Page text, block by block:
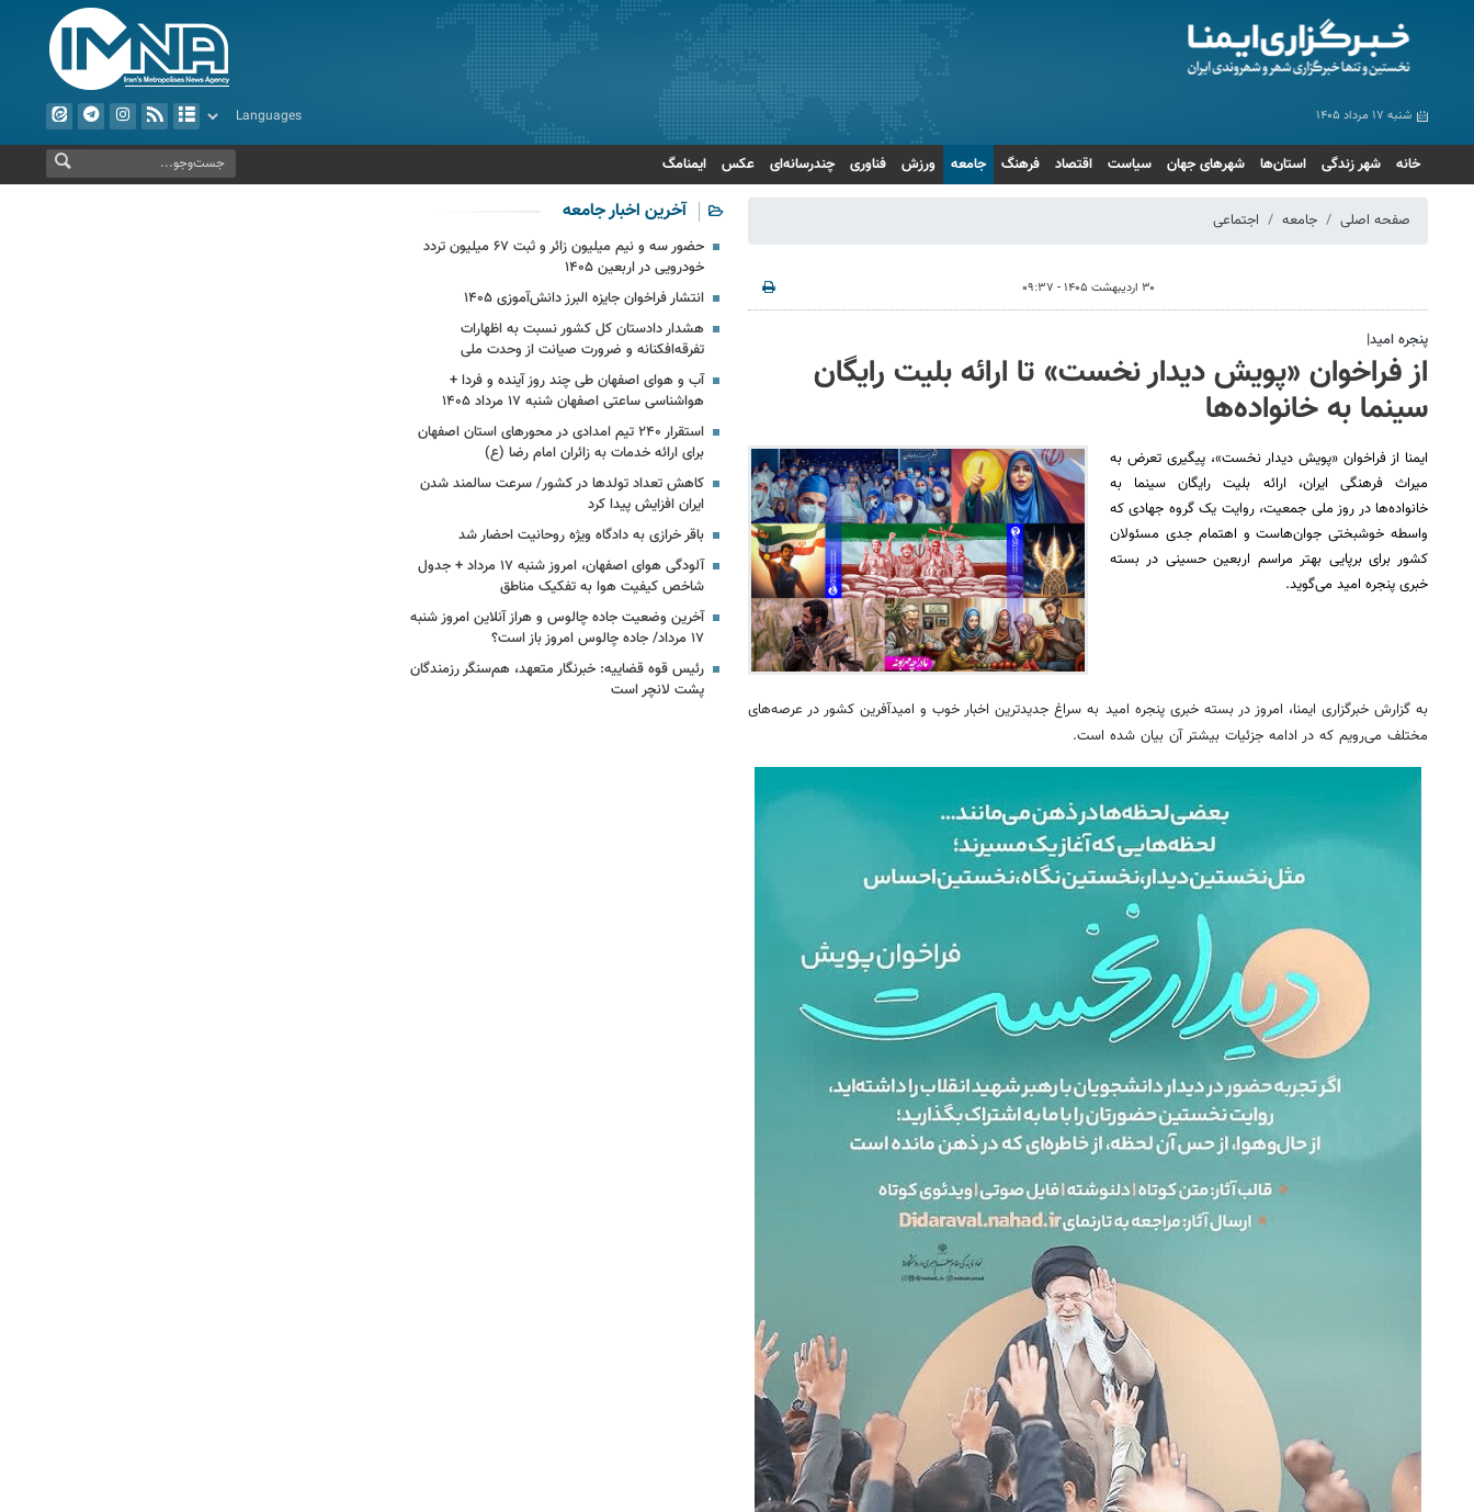
شنبه ۱۷ مرداد ۱۴۰۵
خانه شهر زندگی استان‌ها شهرهای جهان سیاست اقتصاد فرهنگ جامعه ورزش فناوری چندرسانه‌ای عکس ایمنامگ
صفحه اصلی جامعه اجتماعی
۳۰ اردیبهشت ۱۴۰۵ - ۰۹:۳۷
پنجره امید|
از فراخوان «پویش دیدار نخست» تا ارائه بلیت رایگان
سینما به خانواده‌ها
ایمنا از فراخوان «پویش دیدار نخست»، پیگیری تعرض به
میراث فرهنگی ایران، ارائه بلیت رایگان سینما به
خانواده‌ها در روز ملی جمعیت، روایت یک گروه جهادی که
واسطه خوشبختی جوان‌هاست و اهتمام جدی مسئولان
کشور برای برپایی بهتر مراسم اربعین حسینی در بسته
خبری پنجره امید می‌گوید.
به گزارش خبرگزاری ایمنا، امروز در بسته خبری پنجره امید به سراغ جدیدترین اخبار خوب و امیدآفرین کشور در عرصه‌های
مختلف می‌رویم که در ادامه جزئیات بیشتر آن بیان شده است.
آخرین اخبار جامعه
حضور سه و نیم میلیون زائر و ثبت ۶۷ میلیون تردد
خودرویی در اربعین ۱۴۰۵
انتشار فراخوان جایزه البرز دانش‌آموزی ۱۴۰۵
هشدار دادستان کل کشور نسبت به اظهارات
تفرقه‌افکنانه و ضرورت صیانت از وحدت ملی
آب و هوای اصفهان طی چند روز آینده و فردا +
هواشناسی ساعتی اصفهان شنبه ۱۷ مرداد ۱۴۰۵
استقرار ۲۴۰ تیم امدادی در محورهای استان اصفهان
برای ارائه‌ خدمات به زائران امام رضا (ع)
کاهش تعداد تولدها در کشور/ سرعت سالمند شدن
ایران افزایش پیدا کرد
باقر خرازی به دادگاه ویژه روحانیت احضار شد
آلودگی هوای اصفهان، امروز شنبه ۱۷ مرداد + جدول
شاخص کیفیت هوا به تفکیک مناطق
آخرین وضعیت جاده چالوس و هراز آنلاین امروز شنبه
۱۷ مرداد/ جاده چالوس امروز باز است؟
رئیس قوه قضاییه: خبرنگار متعهد، هم‌سنگر رزمندگان
پشت لانچر است